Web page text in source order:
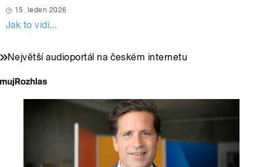
15. leden 2026
Jak to vidí...
Největší audioportál na českém internetu